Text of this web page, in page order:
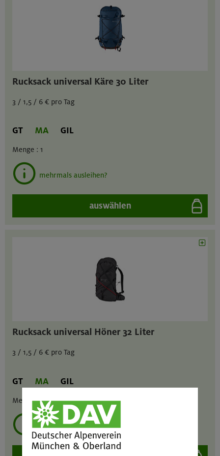
Rucksack universal Käre 30 Liter
3 / 1,5 / 6 € pro Tag
GT MA GIL
Menge : 1
mehrmals ausleihen?
auswählen
Rucksack universal Höner 32 Liter
3 / 1,5 / 6 € pro Tag
GT MA GIL
Menge :1
mehrmals ausleihen?